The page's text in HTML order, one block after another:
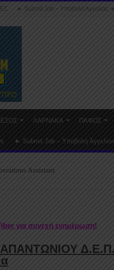
► Submit Job – Υποβολή Αγγελίας ◄
ΛΑΡΝΑΚΑ ΠΑΦΟΣ
► Submit Job – Υποβολή
Assistant
για συνεχή ενημέρωση!